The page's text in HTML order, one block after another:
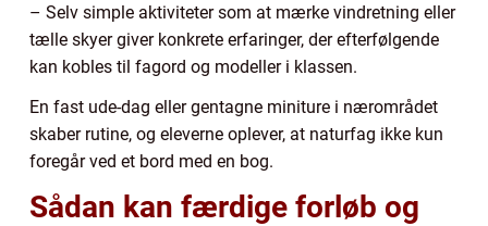
– Selv simple aktiviteter som at mærke vindretning eller
tælle skyer giver konkrete erfaringer, der efterfølgende
kan kobles til fagord og modeller i klassen.
En fast ude-dag eller gentagne miniture i nærområdet
skaber rutine, og eleverne oplever, at naturfag ikke kun
foregår ved et bord med en bog.
Sådan kan færdige forløb og